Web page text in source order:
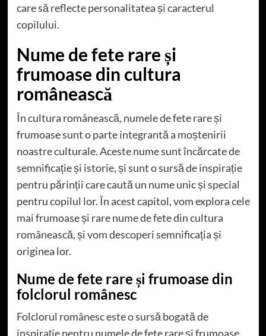
care să reflecte personalitatea și caracterul
copilului.
Nume de fete rare și
frumoase din cultura
românească
În cultura românească, numele de fete rare și
frumoase sunt o parte integrantă a moștenirii
noastre culturale. Aceste nume sunt încărcate de
semnificație și istorie, și sunt o sursă de inspirație
pentru părinții care caută un nume unic și special
pentru copilul lor. În acest capitol, vom explora cele
mai frumoase și rare nume de fete din cultura
românească, și vom descoperi semnificația și
originea lor.
Nume de fete rare și frumoase din
folclorul românesc
Folclorul românesc este o sursă bogată de
inspirație pentru numele de fete rare și frumoase.